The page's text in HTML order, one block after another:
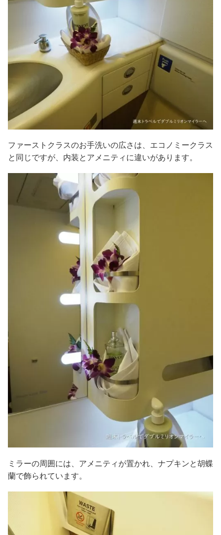
ファーストクラスのお手洗いの広さは、エコノミークラス
と同じですが、内装とアメニティに違いがあります。
ミラーの周囲には、アメニティが置かれ、ナプキンと胡蝶
蘭で飾られています。